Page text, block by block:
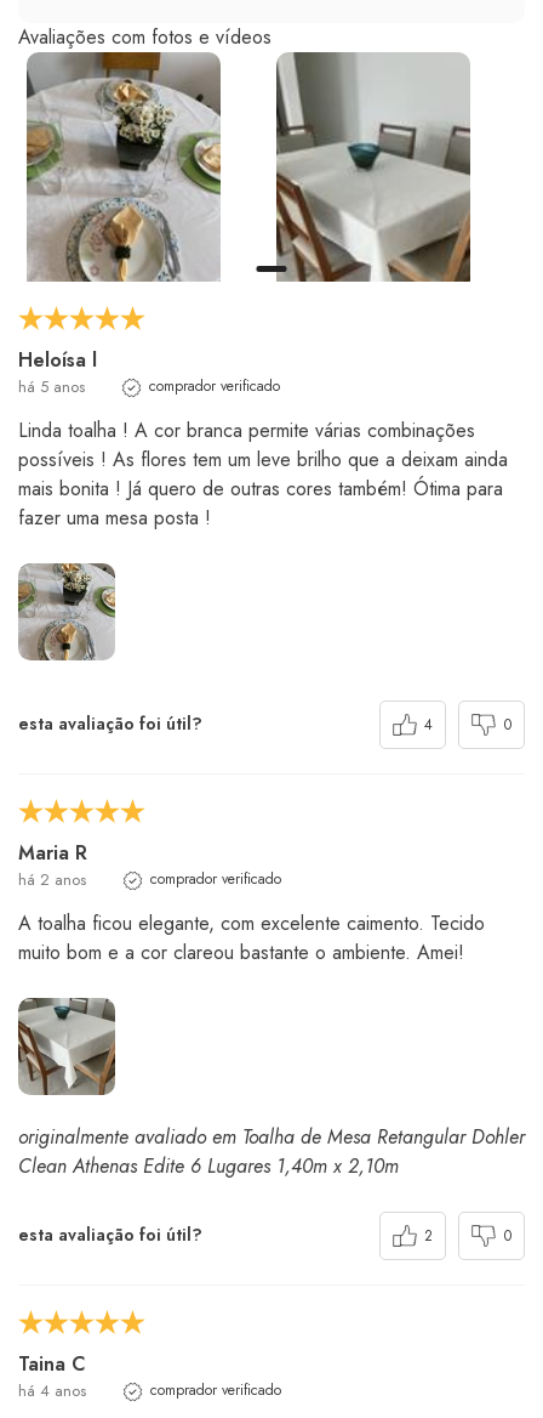
Avaliações com fotos e vídeos
Heloísa l
há 5 anos comprador verificado
Linda toalha ! A cor branca permite várias combinações
possíveis ! As flores tem um leve brilho que a deixam ainda
mais bonita ! Já quero de outras cores também! Ótima para
fazer uma mesa posta !
esta avaliação foi útil? 4 0
Maria R
há 2 anos comprador verificado
A toalha ficou elegante, com excelente caimento. Tecido
muito bom e a cor clareou bastante o ambiente. Amei!
originalmente avaliado em Toalha de Mesa Retangular Dohler
Clean Athenas Edite 6 Lugares 1,40m x 2,10m
esta avaliação foi útil? 2 0
Taina C
há 4 anos comprador verificado